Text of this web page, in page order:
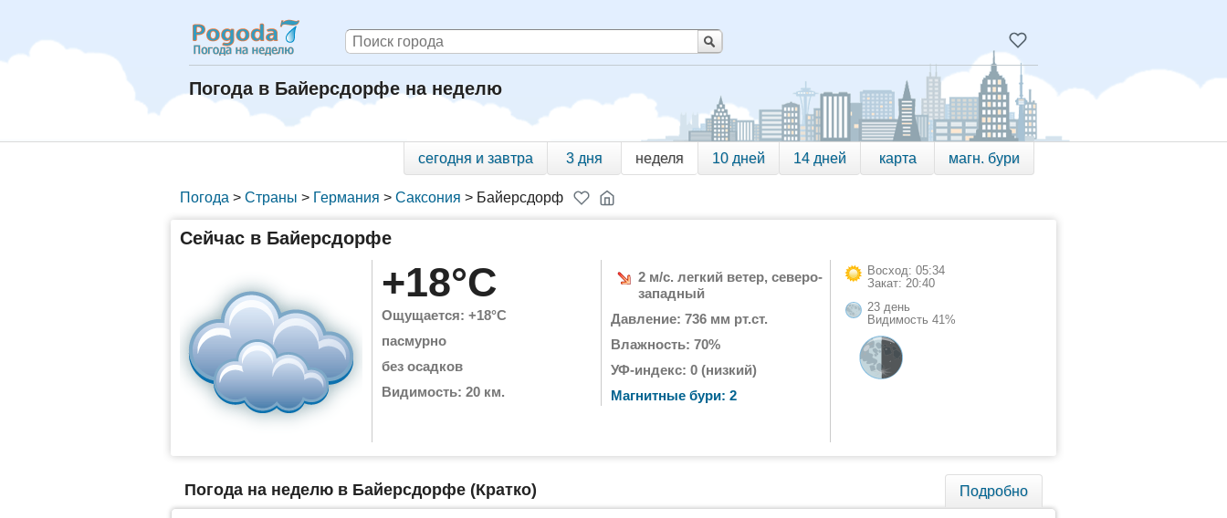
Погода в Байерсдорфе на неделю
сегодня и завтра 3 дня неделя 10 дней 14 дней карта магн. бури
Погода > Страны > Германия > Саксония > Байерсдорф
Сейчас в Байерсдорфе
+18°C
Ощущается: +18°C
пасмурно
без осадков
Видимость: 20 км.
2 м/с. легкий ветер, северо-
западный
Давление: 736 мм рт.ст.
Влажность: 70%
УФ-индекс: 0 (низкий)
Магнитные бури: 2
Восход: 05:34
Закат: 20:40
23 день
Видимость 41%
Погода на неделю в Байерсдорфе (Кратко) Подробно